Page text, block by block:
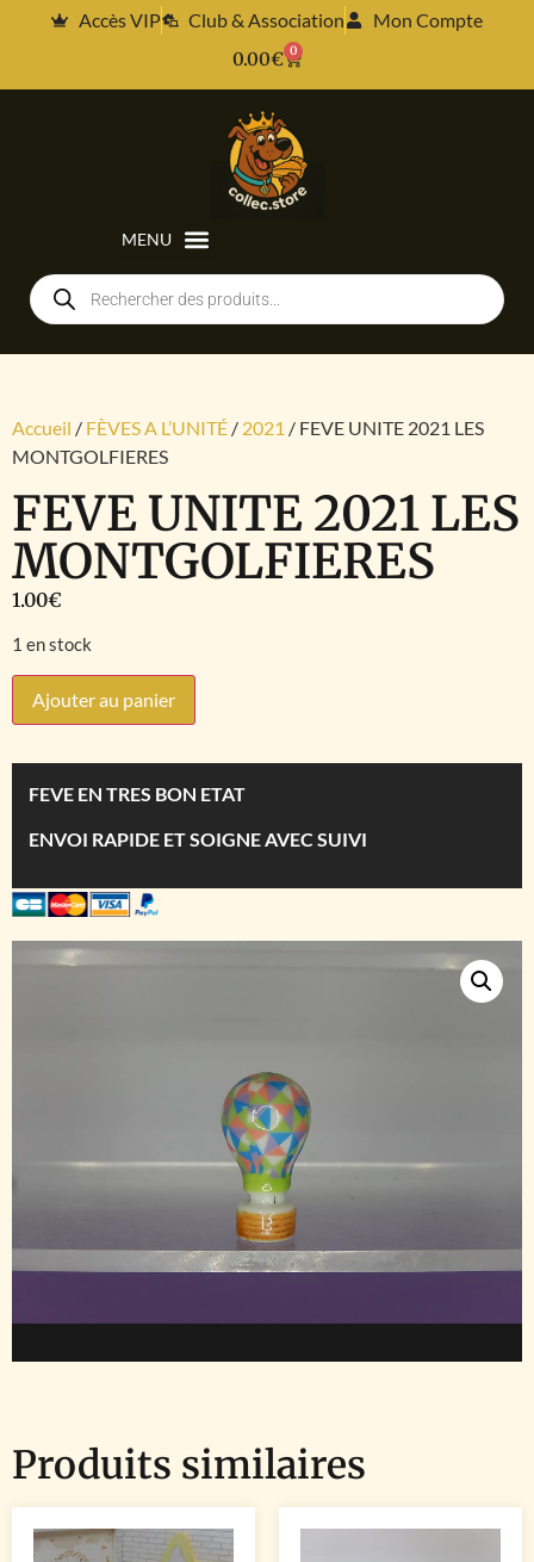
Accès VIP Club & Association
Mon Compte
0.00€ 0
Accueil / FÈVES A L’UNITÉ / 2021 / FEVE UNITE 2021 LES
MONTGOLFIERES
FEVE UNITE 2021 LES
MONTGOLFIERES
1.00€
1 en stock
Ajouter au panier
FEVE EN TRES BON ETAT
ENVOI RAPIDE ET SOIGNE AVEC SUIVI
Produits similaires